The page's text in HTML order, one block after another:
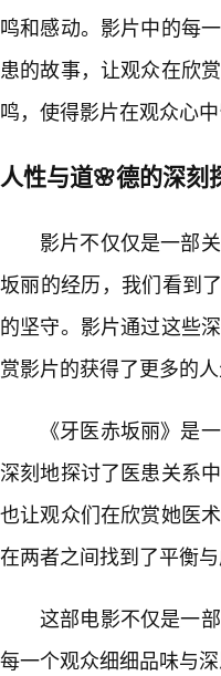
鸣和感动。影片中的每
患的故事，让观众在欣
鸣，使得影片在观众心
人性与道🌸德的深刻
影片不仅仅是一部
坂丽的经历，我们看到
的坚守。影片通过这些
赏影片的获得了更多的人
《牙医赤坂丽》是
深刻地探讨了医患关系
也让观众们在欣赏她医
在两者之间找到了平衡与
这部电影不仅是一
每一个观众细细品味与深